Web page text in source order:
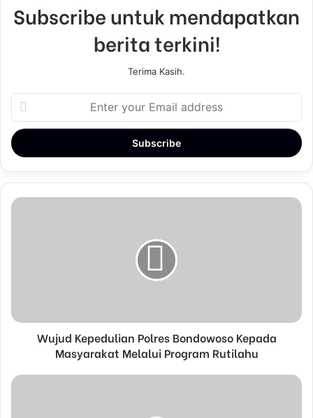
Subscribe untuk mendapatkan
berita terkini!
Terima Kasih.
e
y
u
d
s
Wujud Kepedulian Polres Bondowoso Kepada
Masyarakat Melalui Program Rutilahu